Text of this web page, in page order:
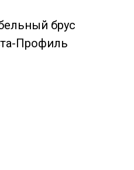
брус
Профиль